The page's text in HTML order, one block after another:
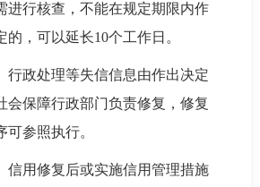
进行核查，不能在规定期限内作
的，可以延长10个工作日。
行政处理等失信信息由作出决定
会保障行政部门负责修复，修复
参照执行。
用修复后或实施信用管理措施